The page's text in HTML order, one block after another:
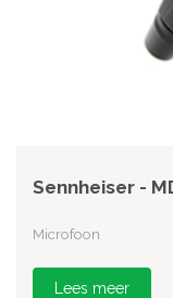
Sennheiser -
Microfoon
Lees meer